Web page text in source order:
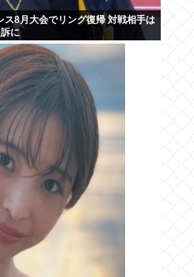
8月大会でリング復帰 対戦相手は
に